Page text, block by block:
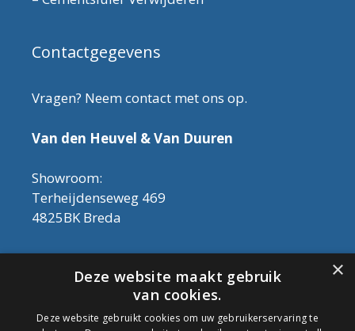
Contactgegevens
Vragen? Neem contact met ons op.
Van den Heuvel & Van Duuren
Showroom:
Terheijdenseweg 469
4825BK Breda
Let op! Onderhoudsproducten zijn nu af te
halen in de showroom. Er kan alleen met
contant geld betaald worden, dus geen pin.
×
Deze website maakt gebruik
van cookies.
Deze website gebruikt cookies om uw gebruikerservaring te